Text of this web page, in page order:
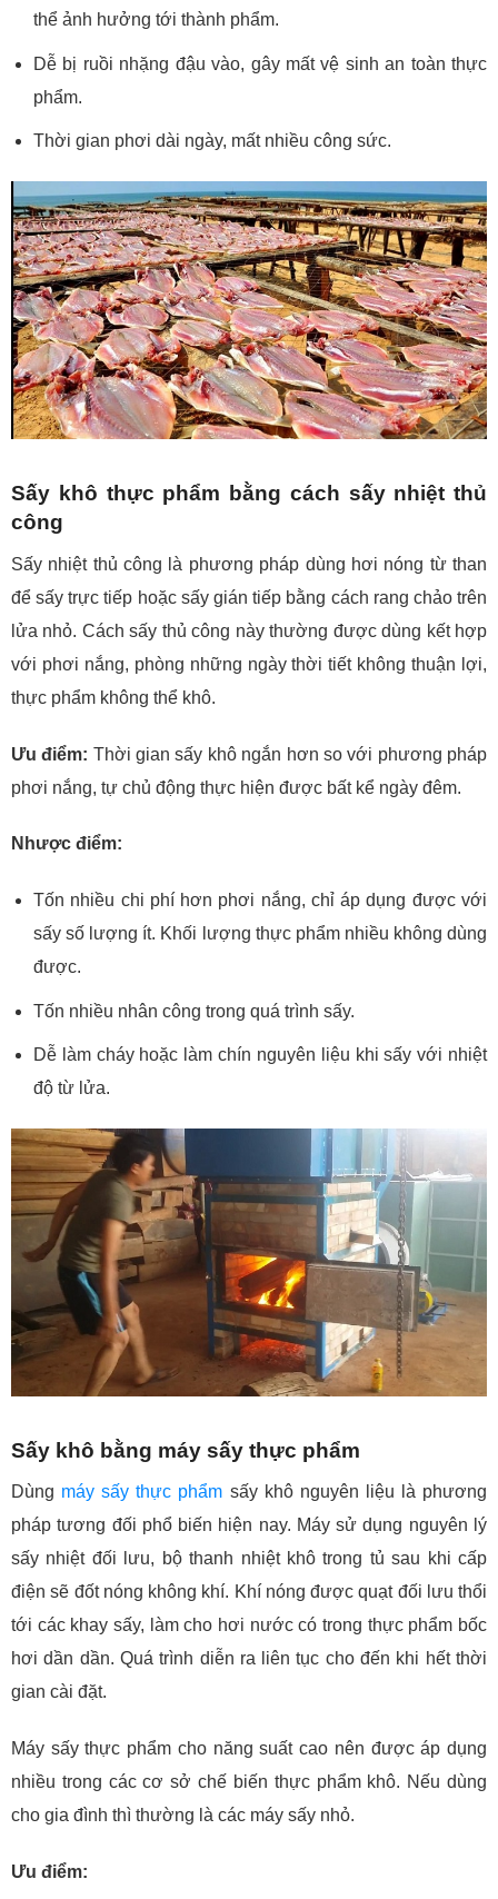
thể ảnh hưởng tới thành phẩm.
Dễ bị ruồi nhặng đậu vào, gây mất vệ sinh an toàn thực
phẩm.
Thời gian phơi dài ngày, mất nhiều công sức.
Sấy khô thực phẩm bằng cách sấy nhiệt thủ
công
Sấy nhiệt thủ công là phương pháp dùng hơi nóng từ than
để sấy trực tiếp hoặc sấy gián tiếp bằng cách rang chảo trên
lửa nhỏ. Cách sấy thủ công này thường được dùng kết hợp
với phơi nắng, phòng những ngày thời tiết không thuận lợi,
thực phẩm không thể khô.
Ưu điểm: Thời gian sấy khô ngắn hơn so với phương pháp
phơi nắng, tự chủ động thực hiện được bất kể ngày đêm.
Nhược điểm:
Tốn nhiều chi phí hơn phơi nắng, chỉ áp dụng được với
sấy số lượng ít. Khối lượng thực phẩm nhiều không dùng
được.
Tốn nhiều nhân công trong quá trình sấy.
Dễ làm cháy hoặc làm chín nguyên liệu khi sấy với nhiệt
độ từ lửa.
Sấy khô bằng máy sấy thực phẩm
Dùng máy sấy thực phẩm sấy khô nguyên liệu là phương
pháp tương đối phổ biến hiện nay. Máy sử dụng nguyên lý
sấy nhiệt đối lưu, bộ thanh nhiệt khô trong tủ sau khi cấp
điện sẽ đốt nóng không khí. Khí nóng được quạt đối lưu thổi
tới các khay sấy, làm cho hơi nước có trong thực phẩm bốc
hơi dần dần. Quá trình diễn ra liên tục cho đến khi hết thời
gian cài đặt.
Máy sấy thực phẩm cho năng suất cao nên được áp dụng
nhiều trong các cơ sở chế biến thực phẩm khô. Nếu dùng
cho gia đình thì thường là các máy sấy nhỏ.
Ưu điểm: